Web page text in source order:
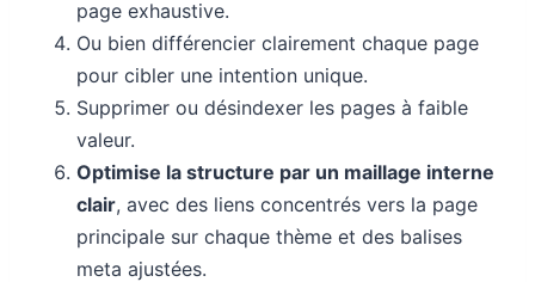
page exhaustive.
Ou bien différencier clairement chaque page
pour cibler une intention unique.
Supprimer ou désindexer les pages à faible
valeur.
Optimise la structure par un maillage interne
clair, avec des liens concentrés vers la page
principale sur chaque thème et des balises
meta ajustées.